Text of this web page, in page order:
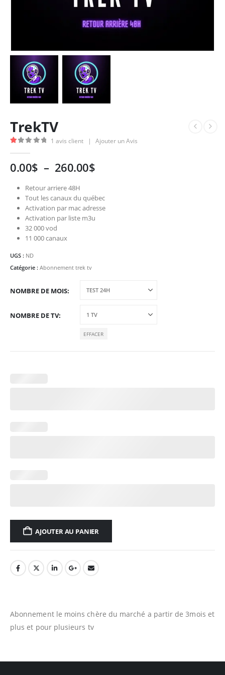
TrekTV
1 avis client | Ajouter un Avis
0.00$ – 260.00$Plage
0.00$
à
260.00$
Retour arriere 48H
Tout les canaux du québec
Activation par mac adresse
Activation par liste m3u
32 000 vod
11 000 canaux
UGS : ND
Catégorie : Abonnement trek tv
NOMBRE DE MOIS
NOMBRE DE TV
EFFACER
AJOUTER AU PANIER
Abonnement le moins chère du marché a partir de 3mois et
plus et pour plusieurs tv